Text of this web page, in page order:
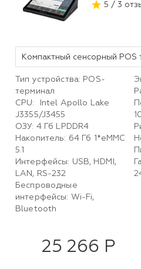
5 / 3
Тип устройства: POS-
терминал
CPU: Intel Apollo Lake
J3355/J3455
ОЗУ: 4 Гб LPDDR4
Накопитель: 64 Гб 1*eMMC
5.1
Интерфейсы: USB, HDMI,
LAN, RS-232
Беспроводные
интерфейсы: Wi-Fi,
Bluetooth
25 266 Р